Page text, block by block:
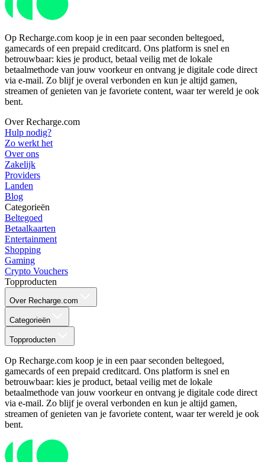
Op Recharge.com koop je in een paar seconden beltegoed,
gamecards of een prepaid creditcard. Ons platform is snel en
betrouwbaar: kies je product, betaal veilig met de lokale
betaalmethode van jouw voorkeur en ontvang je digitale code direct
via e-mail. Zo blijf je overal verbonden en kun je altijd gamen,
streamen of genieten van je favoriete content, waar ter wereld je ook
bent.
Over Recharge.com
Hulp nodig?
Zo werkt het
Over ons
Zakelijk
Providers
Landen
Blog
Categorieën
Beltegoed
Betaalkaarten
Entertainment
Shopping
Gaming
Crypto Vouchers
Topproducten
Over Recharge.com
Categorieën
Topproducten
Op Recharge.com koop je in een paar seconden beltegoed,
gamecards of een prepaid creditcard. Ons platform is snel en
betrouwbaar: kies je product, betaal veilig met de lokale
betaalmethode van jouw voorkeur en ontvang je digitale code direct
via e-mail. Zo blijf je overal verbonden en kun je altijd gamen,
streamen of genieten van je favoriete content, waar ter wereld je ook
bent.